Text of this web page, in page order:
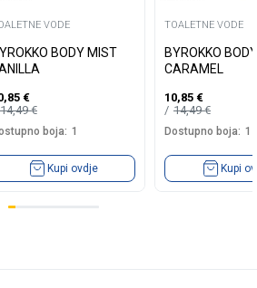
VODE
BODY MIST
€
14,49€
boja: 1
Kupi ovdje
TOALETNE VODE
BYROKKO
CARAMEL
10,85 €
14,49€
Dostupno boja: 1
Kupi